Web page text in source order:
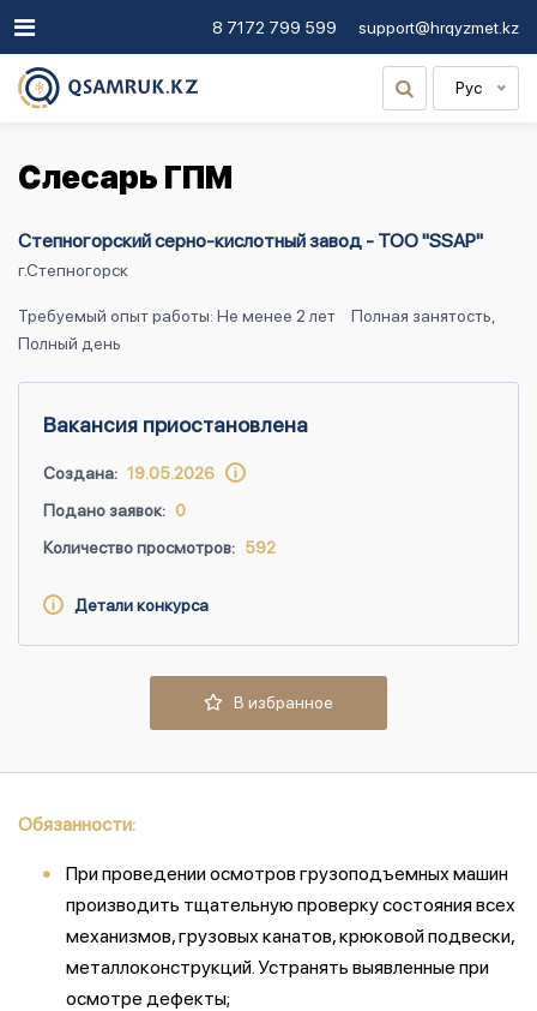
8 7172 799 599 support@hrqyzmet.kz
Рус
Слесарь ГПМ
Степногорский серно-кислотный завод - ТОО "SSAP"
г.Степногорск
Требуемый опыт работы: Не менее 2 лет
Полная занятость,
Полный день
Вакансия приостановлена
Создана: 19.05.2026
Подано заявок: 0
Количество просмотров: 592
Детали конкурса
В избранное
Обязанности:
При проведении осмотров грузоподъемных машин
производить тщательную проверку состояния всех
механизмов, грузовых канатов, крюковой подвески,
металлоконструкций. Устранять выявленные при
осмотре дефекты;